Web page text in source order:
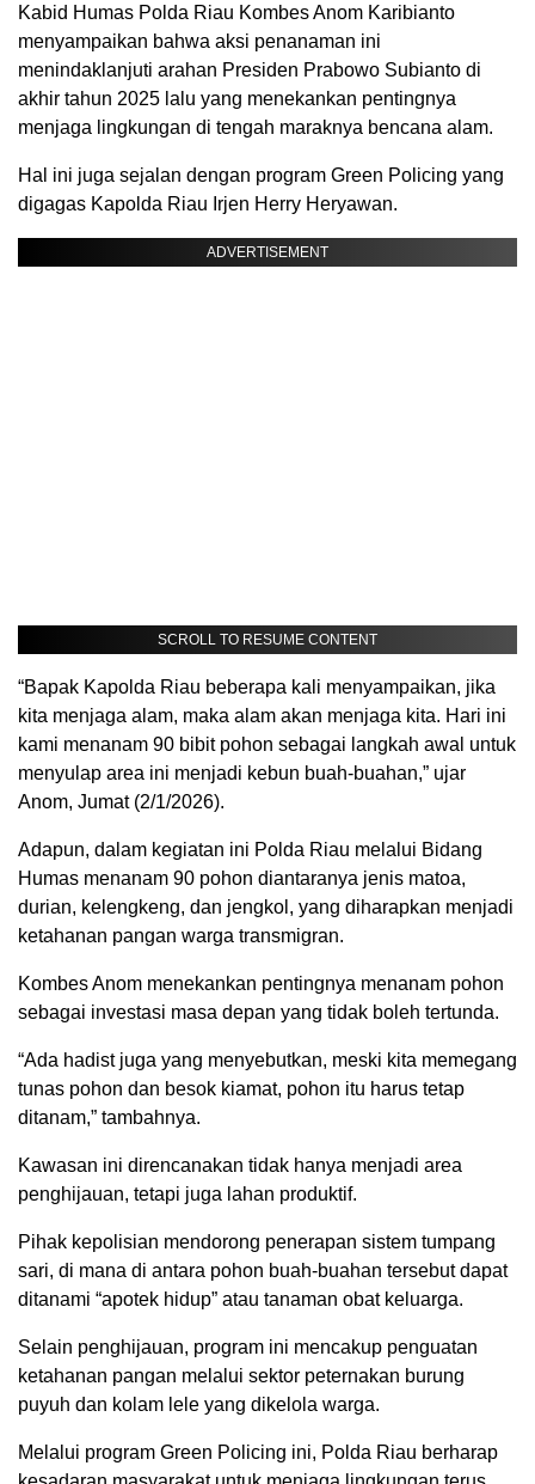
Kabid Humas Polda Riau Kombes Anom Karibianto
menyampaikan bahwa aksi penanaman ini
menindaklanjuti arahan Presiden Prabowo Subianto di
akhir tahun 2025 lalu yang menekankan pentingnya
menjaga lingkungan di tengah maraknya bencana alam.
Hal ini juga sejalan dengan program Green Policing yang
digagas Kapolda Riau Irjen Herry Heryawan.
ADVERTISEMENT
SCROLL TO RESUME CONTENT
“Bapak Kapolda Riau beberapa kali menyampaikan, jika
kita menjaga alam, maka alam akan menjaga kita. Hari ini
kami menanam 90 bibit pohon sebagai langkah awal untuk
menyulap area ini menjadi kebun buah-buahan,” ujar
Anom, Jumat (2/1/2026).
Adapun, dalam kegiatan ini Polda Riau melalui Bidang
Humas menanam 90 pohon diantaranya jenis matoa,
durian, kelengkeng, dan jengkol, yang diharapkan menjadi
ketahanan pangan warga transmigran.
Kombes Anom menekankan pentingnya menanam pohon
sebagai investasi masa depan yang tidak boleh tertunda.
“Ada hadist juga yang menyebutkan, meski kita memegang
tunas pohon dan besok kiamat, pohon itu harus tetap
ditanam,” tambahnya.
Kawasan ini direncanakan tidak hanya menjadi area
penghijauan, tetapi juga lahan produktif.
Pihak kepolisian mendorong penerapan sistem tumpang
sari, di mana di antara pohon buah-buahan tersebut dapat
ditanami “apotek hidup” atau tanaman obat keluarga.
Selain penghijauan, program ini mencakup penguatan
ketahanan pangan melalui sektor peternakan burung
puyuh dan kolam lele yang dikelola warga.
Melalui program Green Policing ini, Polda Riau berharap